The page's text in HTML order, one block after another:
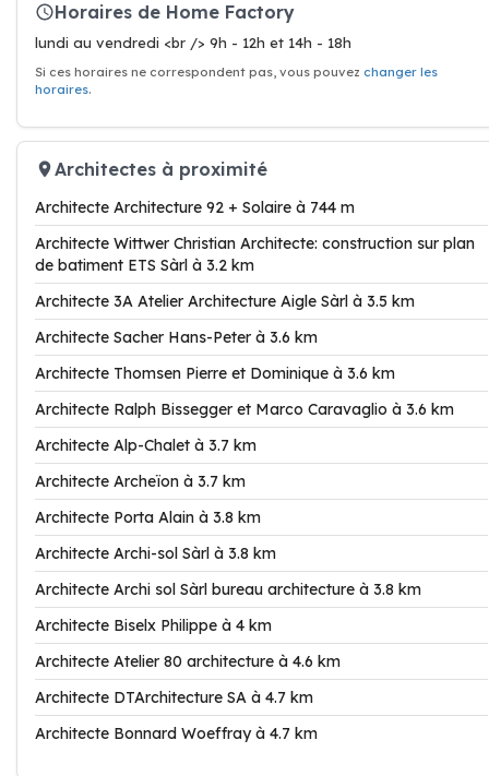
Horaires de Home Factory
lundi au vendredi <br /> 9h - 12h et 14h - 18h
Si ces horaires ne correspondent pas, vous pouvez changer les
horaires.
Architectes à proximité
Architecte Architecture 92 + Solaire à 744 m
Architecte Wittwer Christian Architecte: construction sur plan
de batiment ETS Sàrl à 3.2 km
Architecte 3A Atelier Architecture Aigle Sàrl à 3.5 km
Architecte Sacher Hans-Peter à 3.6 km
Architecte Thomsen Pierre et Dominique à 3.6 km
Architecte Ralph Bissegger et Marco Caravaglio à 3.6 km
Architecte Alp-Chalet à 3.7 km
Architecte Archeïon à 3.7 km
Architecte Porta Alain à 3.8 km
Architecte Archi-sol Sàrl à 3.8 km
Architecte Archi sol Sàrl bureau architecture à 3.8 km
Architecte Biselx Philippe à 4 km
Architecte Atelier 80 architecture à 4.6 km
Architecte DTArchitecture SA à 4.7 km
Architecte Bonnard Woeffray à 4.7 km